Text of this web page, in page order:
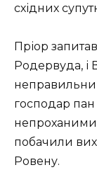
східних
Пріор
Родервуда, і
господар
непроханими
побачили
Ровену.